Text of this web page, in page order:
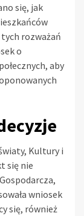
się, jak
rozważań
o
aby
Kultury i
się nie
wniosek
się, również